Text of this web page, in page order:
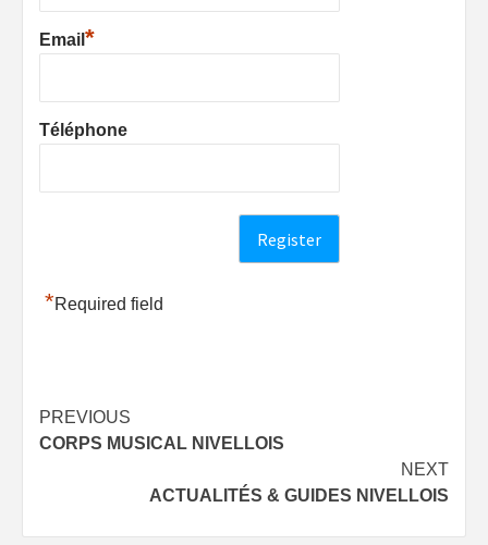
Email *
Téléphone
*Required field
Post
navigation
PREVIOUS
CORPS MUSICAL NIVELLOIS
NEXT
ACTUALITÉS & GUIDES NIVELLOIS